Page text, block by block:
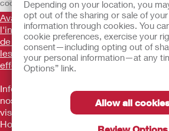
Depending on your location, you
opt out of the sharing or sale of
information through cookies. You
cookie preferences, exercise your
consent—including opting out of
your personal information—at any
Options” link.
Allow all
cookiesUE Avis au DénonciateurConditions
Avant d'utiliser les produits mentionnés,
l'intégralité des consignes d'utilisation
de chaque produit pour connaître
les contre-indications, les
effets indésirables et le mode d'emploi
Informations promotionnelles à
nos produits ne constituant pas un
visant pas à remplacer un conseil
Hollister sont des dispositifs médicaux